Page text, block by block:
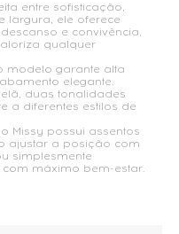
entre sofisticação,
largura, ele oferece
e convivência,
qualquer
modelo garante alta
elegante.
duas tonalidades
a diferentes estilos de
Missy possui assentos
ajustar a posição com
simplesmente
máximo bem-estar.